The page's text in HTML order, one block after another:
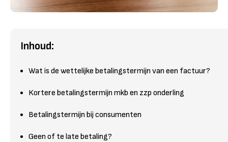
Inhoud:
Wat is de wettelijke betalingstermijn van een factuur?
Kortere betalingstermijn mkb en zzp onderling
Betalingstermijn bij consumenten
Geen of te late betaling?